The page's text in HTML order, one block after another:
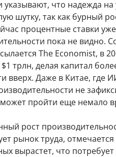
указывают, что надежда
шутку, так как бурный
процентные ставки
пока не видно.
The Economist, в
$1 трлн, делая капитал
вверх. Даже в Китае, где
не
пройти еще немало
рост
рынок труда,
вырастет, что